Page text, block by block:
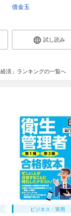
借金玉
試し読み
経済」ランキングの一覧へ
ビジネス・実用